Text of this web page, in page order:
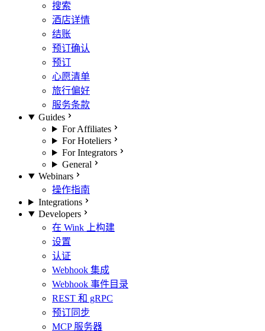
搜索
酒店详情
结账
预订确认
预订
心愿清单
旅行偏好
服务条款
Guides
For Affiliates
For Hoteliers
For Integrators
General
Webinars
操作指南
Integrations
Developers
在 Wink 上构建
设置
认证
Webhook 集成
Webhook 事件目录
REST 和 gRPC
预订同步
MCP 服务器